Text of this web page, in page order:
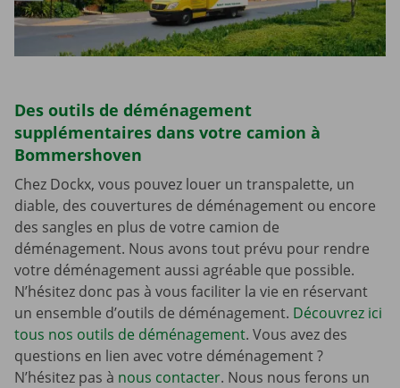
Des outils de déménagement
supplémentaires dans votre camion à
Bommershoven
Chez Dockx, vous pouvez louer un transpalette, un
diable, des couvertures de déménagement ou encore
des sangles en plus de votre camion de
déménagement. Nous avons tout prévu pour rendre
votre déménagement aussi agréable que possible.
N’hésitez donc pas à vous faciliter la vie en réservant
un ensemble d’outils de déménagement. Découvrez ici
tous nos outils de déménagement. Vous avez des
questions en lien avec votre déménagement ?
N’hésitez pas à nous contacter. Nous nous ferons un